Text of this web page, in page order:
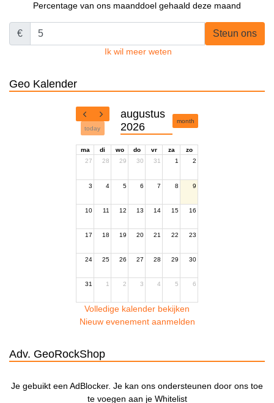
Percentage van ons maanddoel gehaald deze maand
€ Steun ons
Ik wil meer weten
Geo Kalender
today
augustus
2026
month
ma di wo do vr za
zo
27
28 29 30 31 1 2
3 4 5 6 7 8 9
10 11 12 13 14 15 16
17 18 19 20 21 22 23
24 25 26 27 28 29 30
31 1 2 3 4 5 6
Volledige kalender bekijken
Nieuw evenement aanmelden
Adv. GeoRockShop
Je gebuikt een AdBlocker. Je kan ons ondersteunen door ons toe
te voegen aan je Whitelist